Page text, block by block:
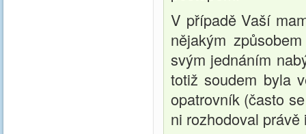
V případě Vaší
nějakým
svým jednáním
totiž soudem byla
opatrovník (často
ni rozhodoval